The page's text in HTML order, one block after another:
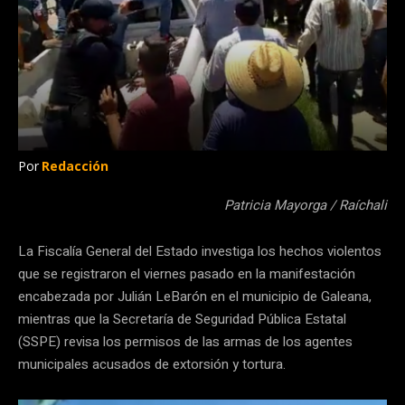
Por Redacción
Patricia Mayorga / Raíchali
La Fiscalía General del Estado investiga los hechos violentos
que se registraron el viernes pasado en la manifestación
encabezada por Julián LeBarón en el municipio de Galeana,
mientras que la Secretaría de Seguridad Pública Estatal
(SSPE) revisa los permisos de las armas de los agentes
municipales acusados de extorsión y tortura.